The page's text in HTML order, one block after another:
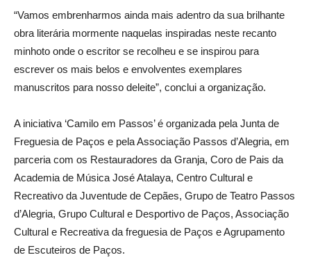
“Vamos embrenharmos ainda mais adentro da sua brilhante
obra literária mormente naquelas inspiradas neste recanto
minhoto onde o escritor se recolheu e se inspirou para
escrever os mais belos e envolventes exemplares
manuscritos para nosso deleite”, conclui a organização.
A iniciativa ‘Camilo em Passos’ é organizada pela Junta de
Freguesia de Paços e pela Associação Passos d’Alegria, em
parceria com os Restauradores da Granja, Coro de Pais da
Academia de Música José Atalaya, Centro Cultural e
Recreativo da Juventude de Cepães, Grupo de Teatro Passos
d’Alegria, Grupo Cultural e Desportivo de Paços, Associação
Cultural e Recreativa da freguesia de Paços e Agrupamento
de Escuteiros de Paços.